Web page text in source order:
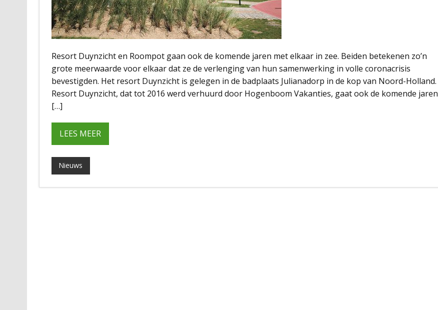
Resort Duynzicht en Roompot gaan ook de komende jaren met elkaar in zee. Beiden betekenen zo’n
grote meerwaarde voor elkaar dat ze de verlenging van hun samenwerking in volle coronacrisis
bevestigden. Het resort Duynzicht is gelegen in de badplaats Julianadorp in de kop van Noord-Holland.
Resort Duynzicht, dat tot 2016 werd verhuurd door Hogenboom Vakanties, gaat ook de komende jaren
[…]
LEES MEER
Nieuws